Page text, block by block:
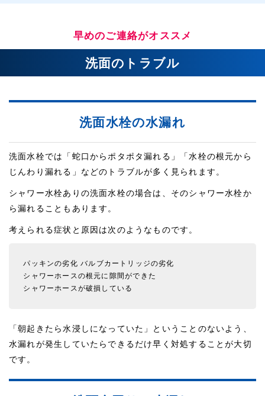
早めのご連絡がオススメ
洗面のトラブル
洗面水栓の水漏れ
洗面水栓では「蛇口からポタポタ漏れる」「水栓の根元から
じんわり漏れる」などのトラブルが多く見られます。
シャワー水栓ありの洗面水栓の場合は、そのシャワー水栓か
ら漏れることもあります。
考えられる症状と原因は次のようなものです。
パッキンの劣化 バルブカートリッジの劣化
シャワーホースの根元に隙間ができた
シャワーホースが破損している
「朝起きたら水浸しになっていた」ということのないよう、
水漏れが発生していたらできるだけ早く対処することが大切
です。